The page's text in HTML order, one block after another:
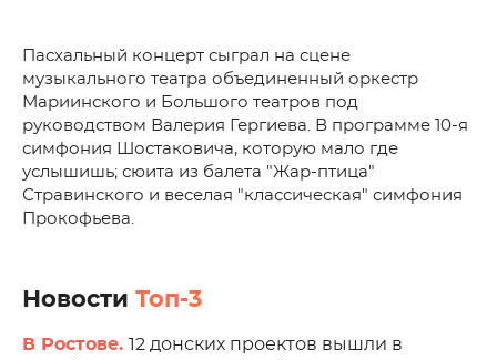
Пасхальный концерт сыграл на сцене
музыкального театра объединенный оркестр
Мариинского и Большого театров под
руководством Валерия Гергиева. В программе 10-я
симфония Шостаковича, которую мало где
услышишь; сюита из балета "Жар-птица"
Стравинского и веселая "классическая" симфония
Прокофьева.
Новости Топ-3
В Ростове. 12 донских проектов вышли в